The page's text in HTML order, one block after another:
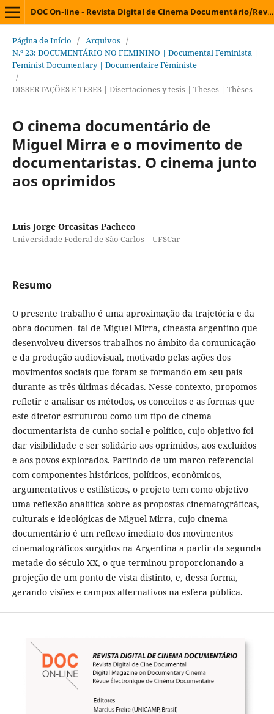
DOC On-line - Revista Digital de Cinema Documentário/Revista Digital de Cine Documental/Digital Journal on Documentary Cinema/Revue Électronique de Cinéma Documentaire
Página de Início / Arquivos /
N.º 23: DOCUMENTÁRIO NO FEMININO | Documental Feminista |
Feminist Documentary | Documentaire Féministe
/
DISSERTAÇÕES E TESES | Disertaciones y tesis | Theses | Thèses
O cinema documentário de
Miguel Mirra e o movimento de
documentaristas. O cinema junto
aos oprimidos
Luis Jorge Orcasitas Pacheco
Universidade Federal de São Carlos – UFSCar
Resumo
O presente trabalho é uma aproximação da trajetória e da
obra documen- tal de Miguel Mirra, cineasta argentino que
desenvolveu diversos trabalhos no âmbito da comunicação
e da produção audiovisual, motivado pelas ações dos
movimentos sociais que foram se formando em seu país
durante as três últimas décadas. Nesse contexto, propomos
refletir e analisar os métodos, os conceitos e as formas que
este diretor estruturou como um tipo de cinema
documentarista de cunho social e político, cujo objetivo foi
dar visibilidade e ser solidário aos oprimidos, aos excluídos
e aos povos explorados. Partindo de um marco referencial
com componentes históricos, políticos, econômicos,
argumentativos e estilísticos, o projeto tem como objetivo
uma reflexão analítica sobre as propostas cinematográficas,
culturais e ideológicas de Miguel Mirra, cujo cinema
documentário é um reflexo imediato dos movimentos
cinematográficos surgidos na Argentina a partir da segunda
metade do século XX, o que terminou proporcionando a
projeção de um ponto de vista distinto, e, dessa forma,
gerando visões e campos alternativos na esfera pública.